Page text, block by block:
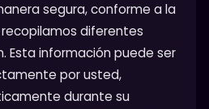
segura, conforme a la
diferentes
Esta información puede ser
por usted,
durante su